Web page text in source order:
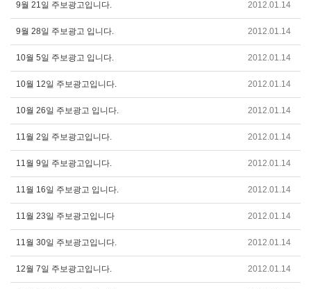
9월 21일 주보광고입니다. 2012.01.14
9월 28일 주보광고 입니다. 2012.01.14
10월 5일 주보광고 입니다. 2012.01.14
10월 12일 주보광고입니다. 2012.01.14
10월 26일 주보광고 입니다. 2012.01.14
11월 2일 주보광고입니다. 2012.01.14
11월 9일 주보광고입니다. 2012.01.14
11월 16일 주보광고 입니다. 2012.01.14
11월 23일 주보광고입니다 2012.01.14
11월 30일 주보광고입니다. 2012.01.14
12월 7일 주보광고입니다. 2012.01.14